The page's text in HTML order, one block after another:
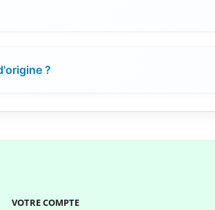
?
VOTRE COMPTE